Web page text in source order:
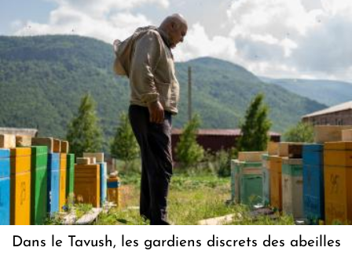
Dans le Tavush, les gardiens discrets des abeilles